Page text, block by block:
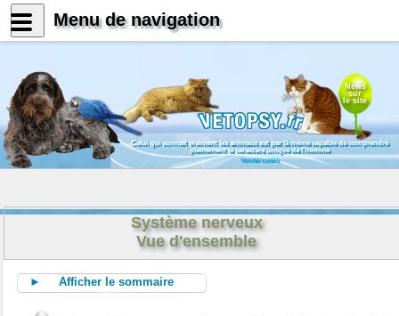
News
sur
le site
Celui qui connait vraiment les animaux est par là même capable de comprendre
pleinement le caractère unique de l'homme
Konrad Lorenz
Système nerveux
Vue d'ensemble
► Afficher le sommaire
Menu de navigation